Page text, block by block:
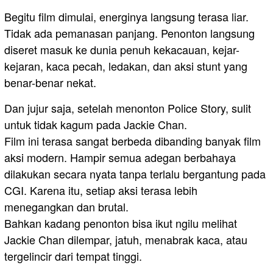
Begitu film dimulai, energinya langsung terasa liar.
Tidak ada pemanasan panjang. Penonton langsung
diseret masuk ke dunia penuh kekacauan, kejar-
kejaran, kaca pecah, ledakan, dan aksi stunt yang
benar-benar nekat.
Dan jujur saja, setelah menonton Police Story, sulit
untuk tidak kagum pada Jackie Chan.
Film ini terasa sangat berbeda dibanding banyak film
aksi modern. Hampir semua adegan berbahaya
dilakukan secara nyata tanpa terlalu bergantung pada
CGI. Karena itu, setiap aksi terasa lebih
menegangkan dan brutal.
Bahkan kadang penonton bisa ikut ngilu melihat
Jackie Chan dilempar, jatuh, menabrak kaca, atau
tergelincir dari tempat tinggi.